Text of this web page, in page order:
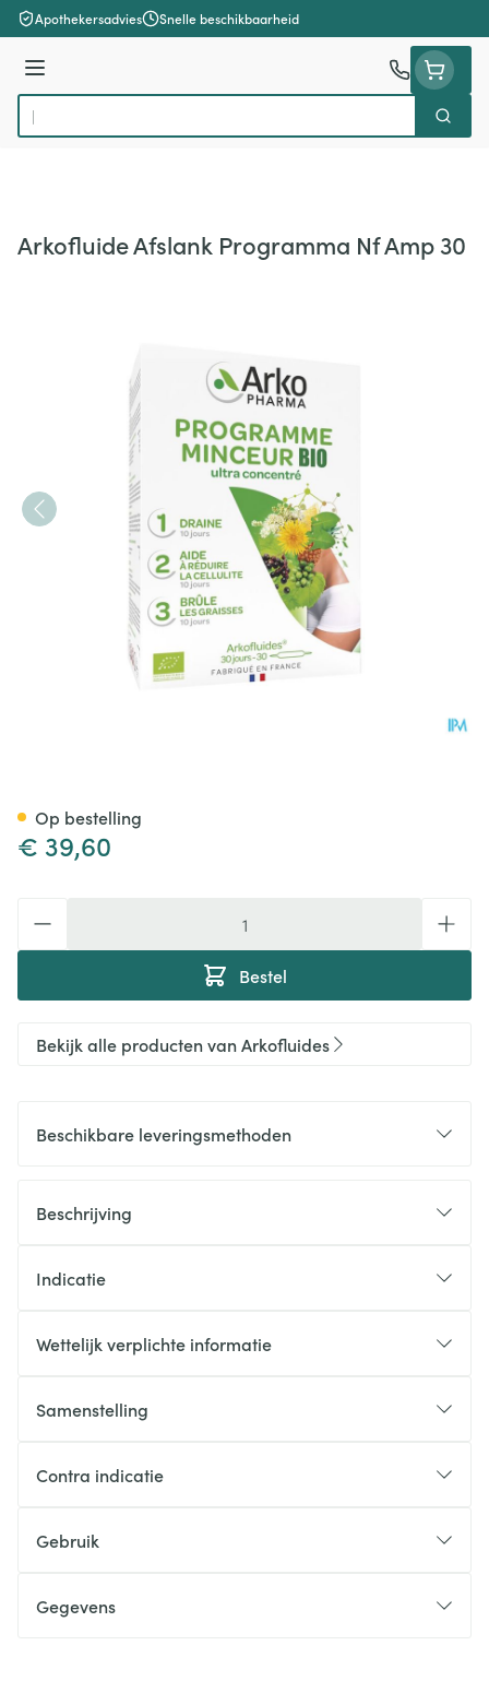
Ga naar de inhoud
Apothekersadvies Snelle beschikbaarheid
Menu
Product, merk, categorie...
Zoek
Arkofluide Afslank Programma Nf Amp 30
€ 39,60
Bestel
Op bestelling
Bekijk alle producten van Arkofluides
Beschikbare leveringsmethoden
Beschrijving
Indicatie
Wettelijk verplichte informatie
Samenstelling
Contra indicatie
Gebruik
Gegevens